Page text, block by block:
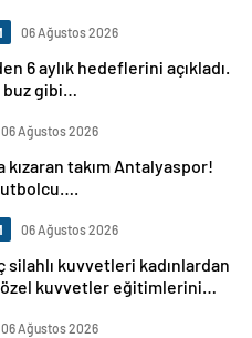
06 Ağustos 2026
6 aylık hedeflerini açıkladı.
buz gibi…
06 Ağustos 2026
kızaran takım Antalyaspor!
06 Ağustos 2026
silahlı kuvvetleri kadınlardan
kuvvetler eğitimlerini
06 Ağustos 2026